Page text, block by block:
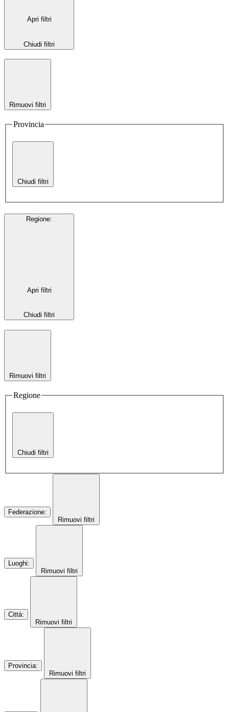
Apri filtri
Chiudi filtri
Rimuovi filtri
Provincia
Chiudi filtri
Regione:
Apri filtri
Chiudi filtri
Rimuovi filtri
Regione
Chiudi filtri
Federazione:
Rimuovi filtri
Luoghi:
Rimuovi filtri
Città:
Rimuovi filtri
Provincia:
Rimuovi filtri